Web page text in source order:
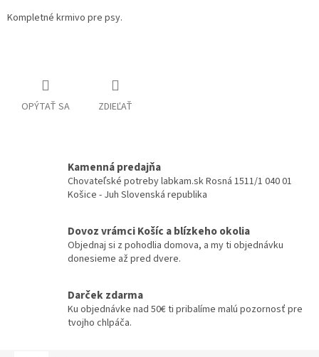
Kompletné krmivo pre psy.
OPÝTAŤ SA ZDIEĽAŤ
Kamenná predajňa
Chovateľské potreby labkam.sk Rosná 1511/1 040 01
Košice - Juh Slovenská republika
Dovoz vrámci Košíc a blízkeho okolia
Objednaj si z pohodlia domova, a my ti objednávku
donesieme až pred dvere.
Darček zdarma
Ku objednávke nad 50€ ti pribalíme malú pozornosť pre
tvojho chlpáča.